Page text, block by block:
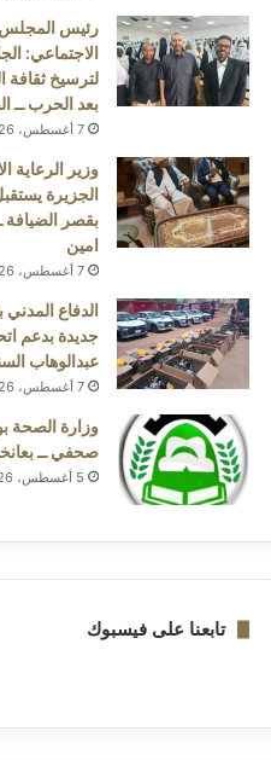
رئيس المجلس
الاجتماعي:
لترسيخ ثقافة
بعد الحرب ــ
7 أغسطس، 2026
وزير الرعاية
الجزيرة
بقصر
امين
7 أغسطس، 2026
الدفاع
جديدة بدعم
عبدالوهاب
7 أغسطس، 2026
وزارة الصحة
صحفي ــ
5 أغسطس، 2026
تابعنا على فيسبوك